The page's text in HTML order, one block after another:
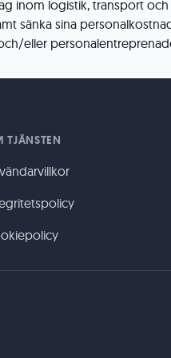
inom logistik, transport
sänka sina
eller
TJÄNSTEN